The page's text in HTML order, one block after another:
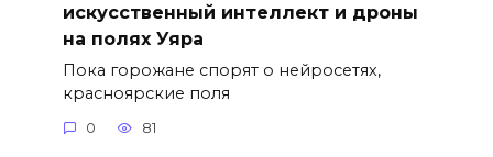
искусственный интеллект и дроны
на полях Уяра
Пока горожане спорят о нейросетях,
красноярские поля
0 81